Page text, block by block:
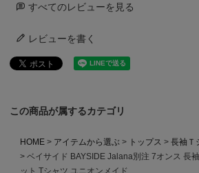
すべてのレビューを見る
レビューを書く
この商品が属するカテゴリ
HOME アイテムから選ぶ トップス 長袖Ｔ
ベイサイド BAYSIDE Jalana別注 7オンス 長
ット Tシャツ ユニオンメイド